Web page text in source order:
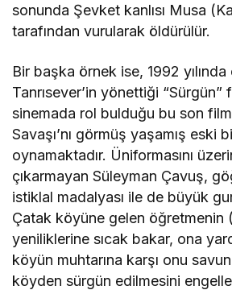
sonunda Şevket kanlısı Musa
tarafından vurularak öldürülür.
Bir başka örnek ise, 1992
Tanrısever’in yönettiği “Sürgün”
sinemada rol bulduğu bu son
Savaşı’nı görmüş yaşamış eski
oynamaktadır. Üniformasını
çıkarmayan Süleyman Çavuş,
istiklal madalyası ile de büyük
Çatak köyüne gelen öğretmenin
yeniliklerine sıcak bakar, ona
köyün muhtarına karşı onu
köyden sürgün edilmesini